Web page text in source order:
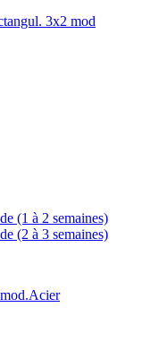
(1 à 2 semaines)
(2 à 3 semaines)